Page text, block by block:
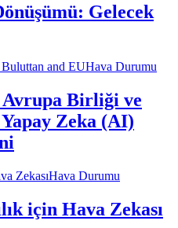
Gelecek
Hava Durumu
Birliği ve
Zeka (AI)
Hava Durumu
için Hava Zekası